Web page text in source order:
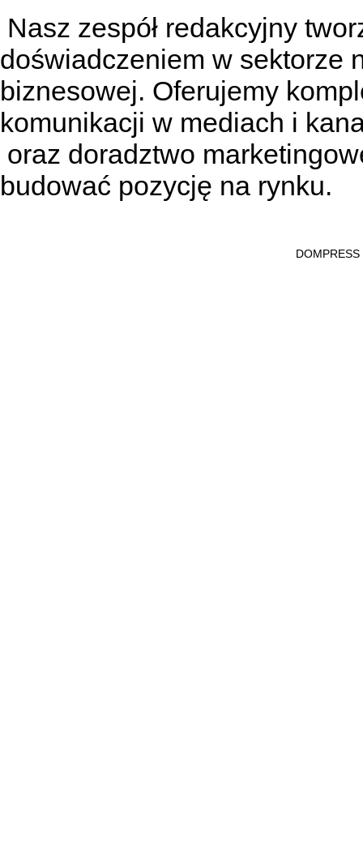
Nasz zespół redakcyjny
doświadczeniem w sektorze
biznesowej. Oferujemy
komunikacji w mediach i
oraz doradztwo
budować pozycję na rynku.